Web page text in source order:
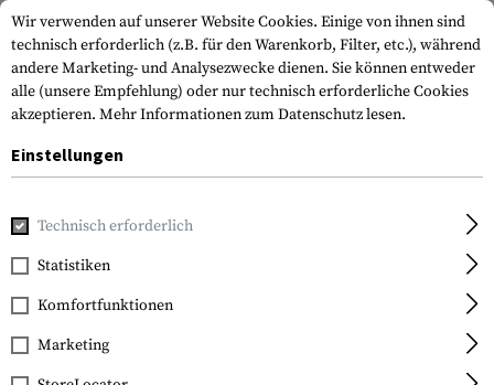
Home Waffenzubehör Tuning Teile
FILTER
Wir verwenden auf unserer Website Cookies. Einige von ihnen sind
technisch erforderlich (z.B. für den Warenkorb, Filter, etc.), während
andere Marketing- und Analysezwecke dienen. Sie können entweder
alle (unsere Empfehlung) oder nur technisch erforderliche Cookies
akzeptieren. Mehr Informationen zum Datenschutz lesen.
Einstellungen
Technisch erforderlich
Statistiken
Komfortfunktionen
Marketing